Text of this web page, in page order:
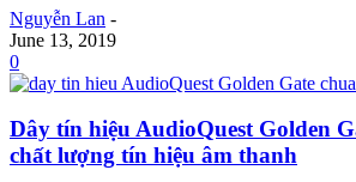
Nguyễn Lan -
June 13, 2019
0
Dây tín hiệu AudioQuest Golden
chất lượng tín hiệu âm thanh